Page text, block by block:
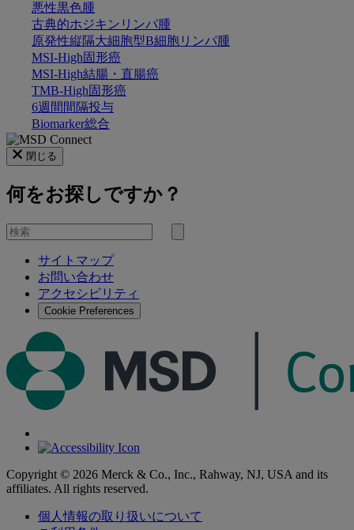
悪性黒色腫
古典的ホジキンリンパ腫
原発性縦隔大細胞型B細胞リンパ腫
MSI-High固形癌
MSI-High結腸・直腸癌
TMB-High固形癌
6週間間隔投与
Biomarker総合
閉じる
何をお探しですか？
を
検
サイトマップ
お問い合わせ
アクセシビリティ
Cookie Preferences
Copyright © 2026 Merck & Co., Inc., Rahway, NJ, USA and its
affiliates. All rights reserved.
個人情報の取り扱いについて